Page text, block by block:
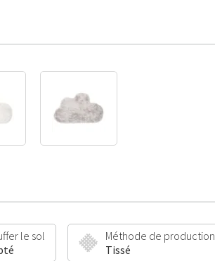
le sol
Méthode de production
Tissé